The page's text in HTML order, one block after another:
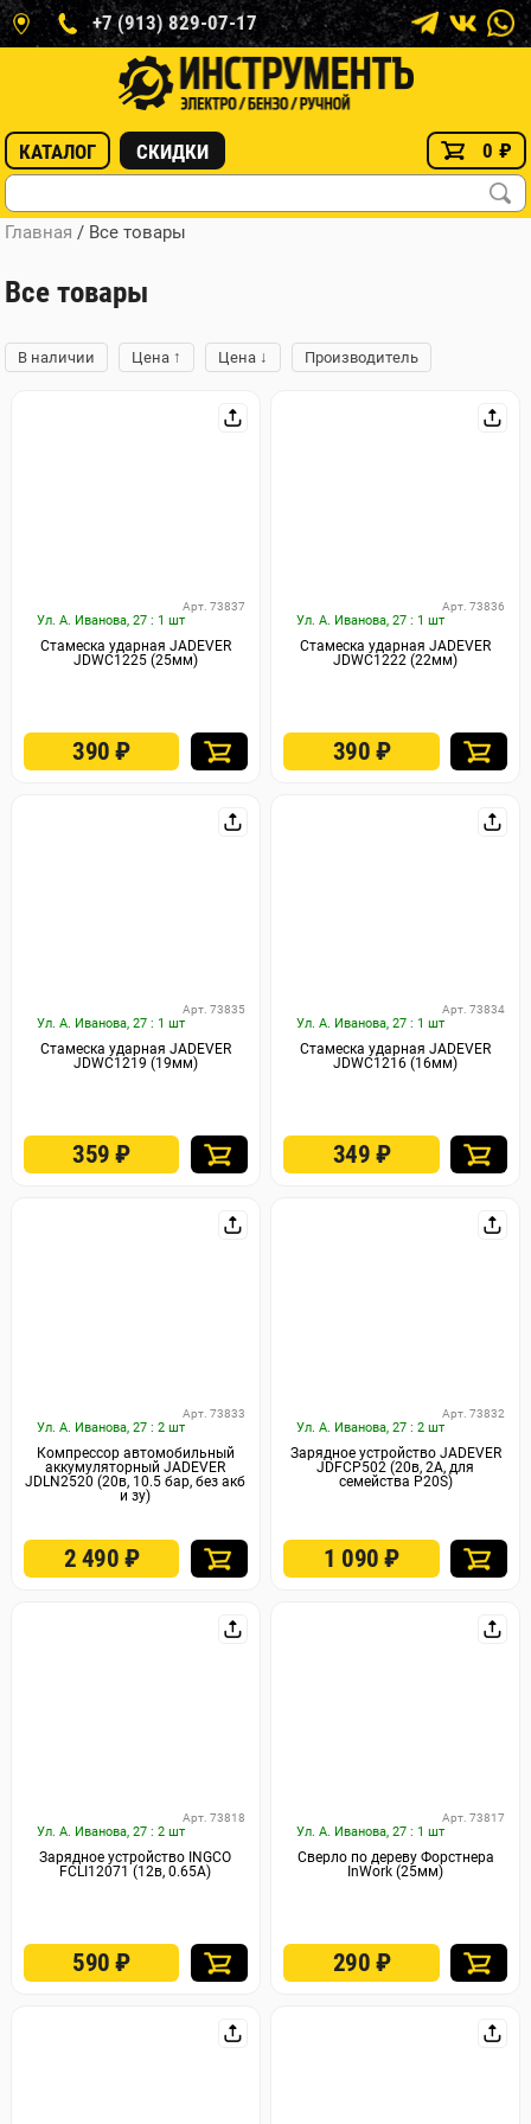
+7 (913) 829-07-17
КАТАЛОГ СКИДКИ 0 ₽
Главная / Все товары
Все товары
В наличии Цена ↑ Цена ↓ Производитель
Ул. А. Иванова, 27 : 1 шт
Арт. 73837
Стамеска ударная JADEVER
JDWC1225 (25мм)
390₽
Ул. А. Иванова, 27 : 1 шт
Арт. 73836
Стамеска ударная JADEVER
JDWC1222 (22мм)
390 ₽
Ул. А. Иванова, 27 : 1 шт
Арт. 73835
Стамеска ударная JADEVER
JDWC1219 (19мм)
359₽
Ул. А. Иванова, 27 : 1 шт
Арт. 73834
Стамеска ударная JADEVER
JDWC1216 (16мм)
349 ₽
Ул. А. Иванова, 27 : 2 шт
Арт. 73833
Компрессор автомобильный
аккумуляторный JADEVER
JDLN2520 (20в, 10.5 бар, без акб
и зу)
2 490 ₽
Ул. А. Иванова, 27 : 2 шт
Арт. 73832
Зарядное устройство JADEVER
JDFCP502 (20в, 2А, для
семейства P20S)
1 090₽
Ул. А. Иванова, 27 : 2 шт
Арт. 73818
Зарядное устройство INGCO
FCLI12071 (12в, 0.65А)
590₽
Ул. А. Иванова, 27 : 1 шт
Арт. 73817
Сверло по дереву Форстнера
InWork (25мм)
290 ₽